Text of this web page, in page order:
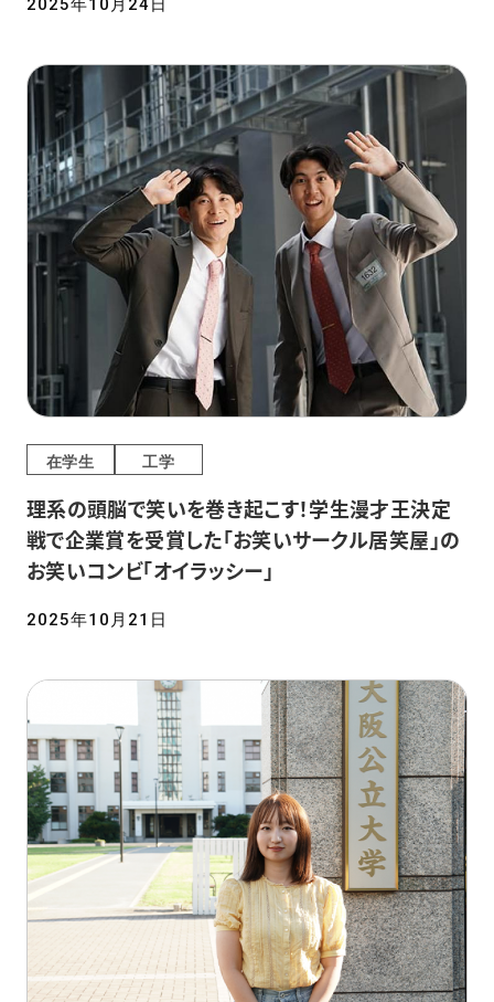
2025年10月24日
2025年10月21日
在学生 工学
理系の頭脳で笑いを巻き起こす！学生漫才王決定
戦で企業賞を受賞した「お笑いサークル居笑屋」の
お笑いコンビ「オイラッシー」